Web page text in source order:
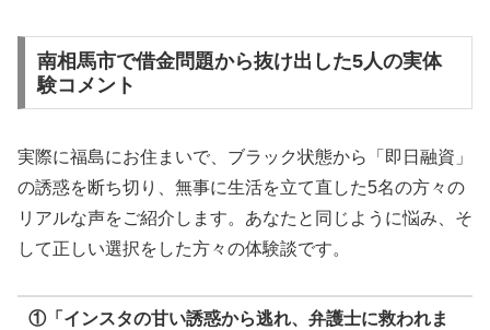
南相馬市で借金問題から抜け出した5人の実体
験コメント
実際に福島にお住まいで、ブラック状態から「即日融資」
の誘惑を断ち切り、無事に生活を立て直した5名の方々の
リアルな声をご紹介します。あなたと同じように悩み、そ
して正しい選択をした方々の体験談です。
①「インスタの甘い誘惑から逃れ、弁護士に救われま